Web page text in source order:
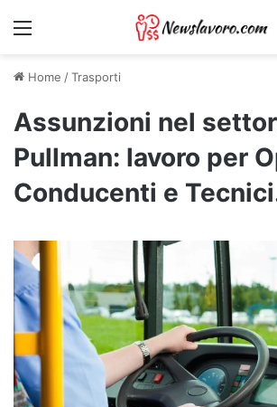
Menu
Home /Trasporti
Assunzioni nel
Pullman: lavoro per
Conducenti e